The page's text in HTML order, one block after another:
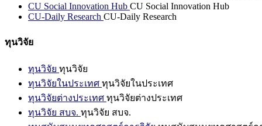
CU Social Innovation Hub CU Social Innovation Hub
CU-Daily Research CU-Daily Research
ทุนวิจัย
ทุนวิจัย ทุนวิจัย
ทุนวิจัยในประเทศ ทุนวิจัยในประเทศ
ทุนวิจัยต่างประเทศ ทุนวิจัยต่างประเทศ
ทุนวิจัย สบจ. ทุนวิจัย สบจ.